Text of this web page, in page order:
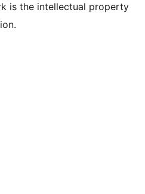
is the intellectual property